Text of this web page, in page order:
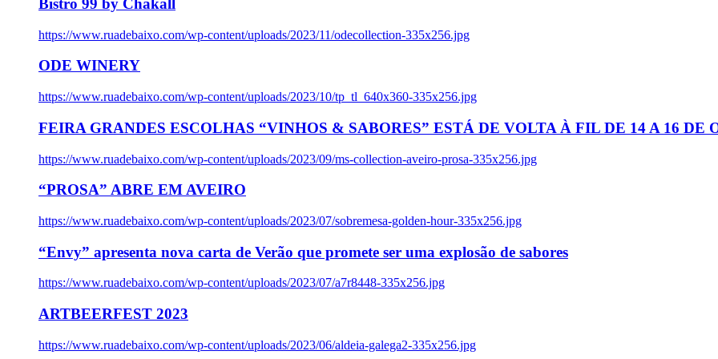
Bistro 99 by Chakall
https://www.ruadebaixo.com/wp-content/uploads/2023/11/odecollection-335x256.jpg
ODE WINERY
https://www.ruadebaixo.com/wp-content/uploads/2023/10/tp_tl_640x360-335x256.jpg
FEIRA GRANDES ESCOLHAS “VINHOS & SABORES” ESTÁ DE VOLTA À FIL DE 14 A 16 DE
https://www.ruadebaixo.com/wp-content/uploads/2023/09/ms-collection-aveiro-prosa-335x256.jpg
“PROSA” ABRE EM AVEIRO
https://www.ruadebaixo.com/wp-content/uploads/2023/07/sobremesa-golden-hour-335x256.jpg
“Envy” apresenta nova carta de Verão que promete ser uma explosão de sabores
https://www.ruadebaixo.com/wp-content/uploads/2023/07/a7r8448-335x256.jpg
ARTBEERFEST 2023
https://www.ruadebaixo.com/wp-content/uploads/2023/06/aldeia-galega2-335x256.jpg